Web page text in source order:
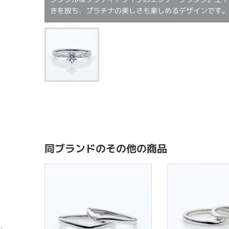
きを放ち、プラチナの美しさも楽しめるデザインです。
同ブランドのその他の商品